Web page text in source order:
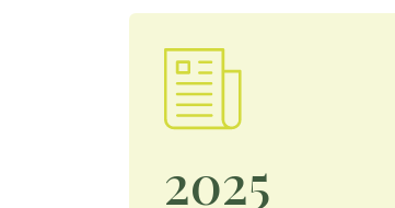
2025